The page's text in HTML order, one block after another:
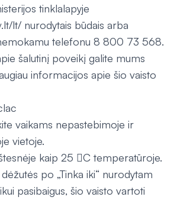
tinklalapyje
lt/ nurodytais būdais arba
telefonu 8 800 73 568.
šalutinį poveikį galite mums
informacijos apie šio vaisto
vaikams nepastebimoje ir
vietoje.
kaip 25 C temperatūroje.
po „Tinka iki“ nurodytam
pasibaigus, šio vaisto vartoti